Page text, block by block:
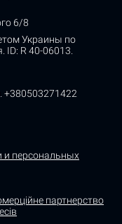
6/8
Украины по
ID: R 40-06013.
+380503271422
и персональных
партнерство